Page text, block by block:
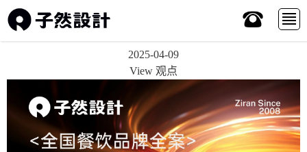
首页
Works 作品
2025-04-09
View 观点